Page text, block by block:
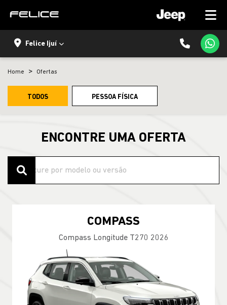
Felice Ijuí
Home Ofertas
TODOS PESSOA FÍSICA
ENCONTRE UMA OFERTA
COMPASS
Compass Longitude T270 2026